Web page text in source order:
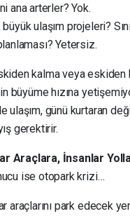
ana arterler? Yok.
ulaşım projeleri?
Yetersiz.
kalma veya eskiden
büyüme hızına
ulaşım, günü kurtaran
gerektirir.
Araçlara, İnsanlar
ise otopark krizi…
araçlarını park edecek